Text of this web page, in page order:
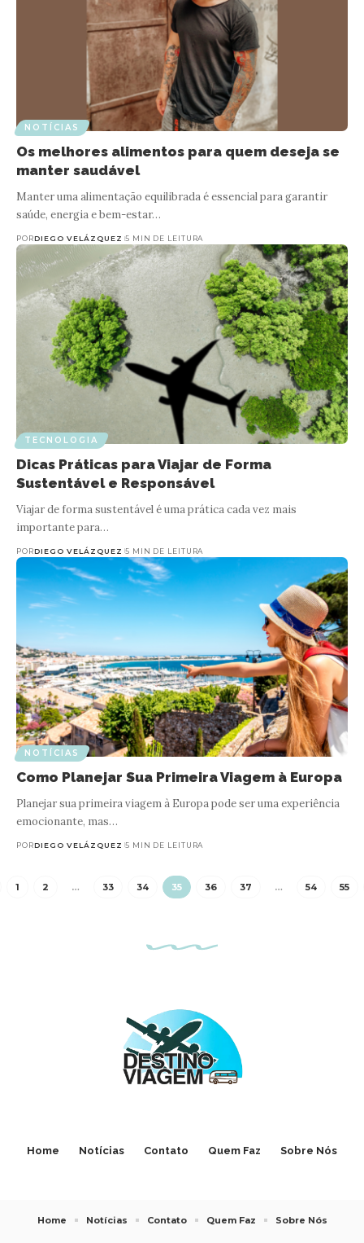
NOTÍCIAS
Os melhores alimentos para quem deseja se
manter saudável
Manter uma alimentação equilibrada é essencial para garantir
saúde, energia e bem-estar…
PORDIEGO VELÁZQUEZ 5 MIN DE LEITURA
TECNOLOGIA
Dicas Práticas para Viajar de Forma
Sustentável e Responsável
Viajar de forma sustentável é uma prática cada vez mais
importante para…
PORDIEGO VELÁZQUEZ 5 MIN DE LEITURA
NOTÍCIAS
Como Planejar Sua Primeira Viagem à Europa
Planejar sua primeira viagem à Europa pode ser uma experiência
emocionante, mas…
PORDIEGO VELÁZQUEZ 5 MIN DE LEITURA
1 2 … 33 34 35 36 37 … 54 55
Home Notícias Contato Quem Faz Sobre Nós
Home Notícias Contato Quem Faz Sobre Nós